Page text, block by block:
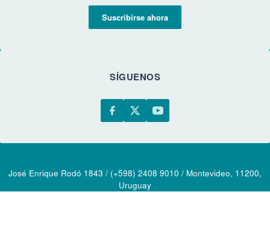
Suscribirse ahora
SÍGUENOS
José Enrique Rodó 1843 / (+598) 2408 9010 / Montevideo, 11200,
Uruguay